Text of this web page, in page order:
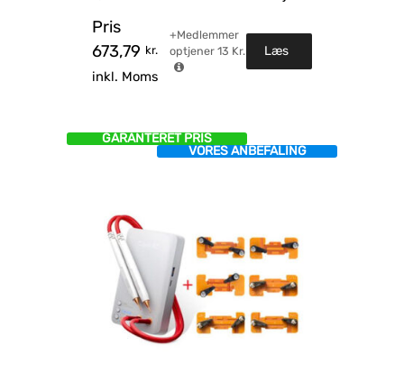
Pris
673,79 kr.
inkl. Moms
+Medlemmer
optjener 13 Kr. Læs
GARANTERET PRIS
VORES ANBEFALING